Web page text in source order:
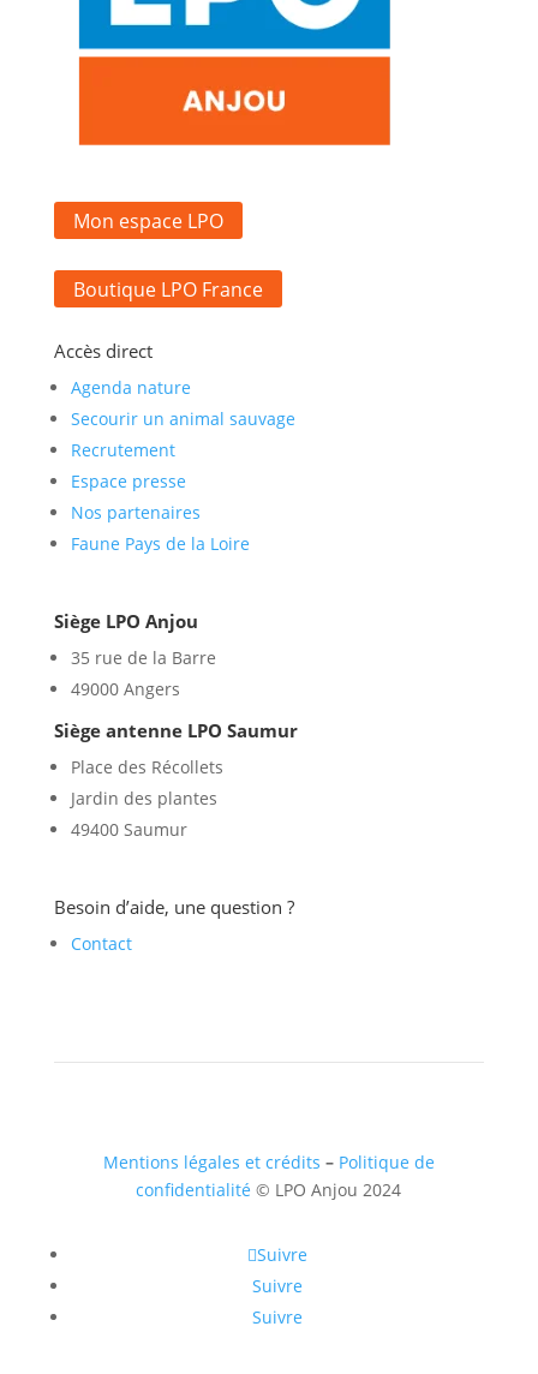
Mon espace LPO
Boutique LPO France
Accès direct
Agenda nature
Secourir un animal sauvage
Recrutement
Espace presse
Nos partenaires
Faune Pays de la Loire
Siège LPO Anjou
35 rue de la Barre
49000 Angers
Siège antenne LPO Saumur
Place des Récollets
Jardin des plantes
49400 Saumur
Besoin d’aide, une question ?
Contact
Mentions légales et crédits – Politique de
confidentialité © LPO Anjou 2024
Suivre
Suivre
Suivre